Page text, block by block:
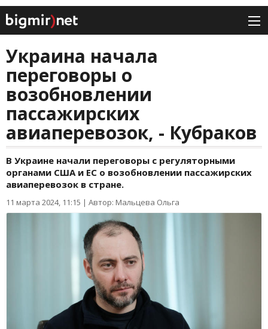
Украина начала
переговоры о
возобновлении
пассажирских
авиаперевозок, - Кубраков
В Украине начали переговоры с регуляторными
органами США и ЕС о возобновлении пассажирских
авиаперевозок в стране.
11 марта 2024, 11:15 | Автор: Мальцева Ольга